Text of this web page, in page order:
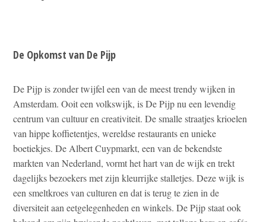
De Opkomst van De Pijp
De Pijp is zonder twijfel een van de meest trendy wijken in
Amsterdam. Ooit een volkswijk, is De Pijp nu een levendig
centrum van cultuur en creativiteit. De smalle straatjes krioelen
van hippe koffietentjes, wereldse restaurants en unieke
boetiekjes. De Albert Cuypmarkt, een van de bekendste
markten van Nederland, vormt het hart van de wijk en trekt
dagelijks bezoekers met zijn kleurrijke stalletjes. Deze wijk is
een smeltkroes van culturen en dat is terug te zien in de
diversiteit aan eetgelegenheden en winkels. De Pijp staat ook